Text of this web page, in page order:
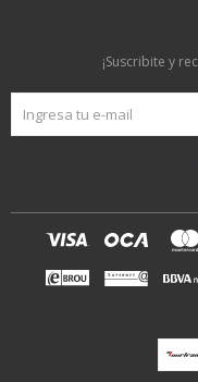
¡Suscribite y